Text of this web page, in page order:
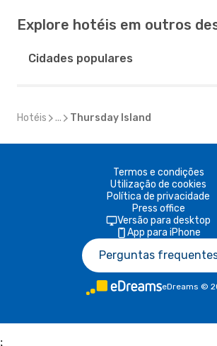
Explore hotéis em outros
Cidades populares
Hotéis ... Thursday Island
Termos e condições
Utilização de cookies
Política de privacidade
Press office
Versão para desktop
App para iPhone
Perguntas
eDreams ©
;